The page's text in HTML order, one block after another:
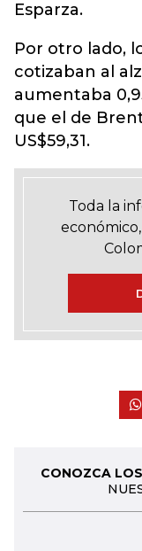
Esparza.
Por otro lado,
cotizaban al
aumentaba
que el de
US$59,31.
Toda la
CONOZCA